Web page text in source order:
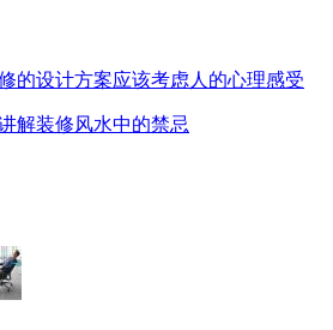
的设计方案应该考虑人的心理感受
解装修风水中的禁忌